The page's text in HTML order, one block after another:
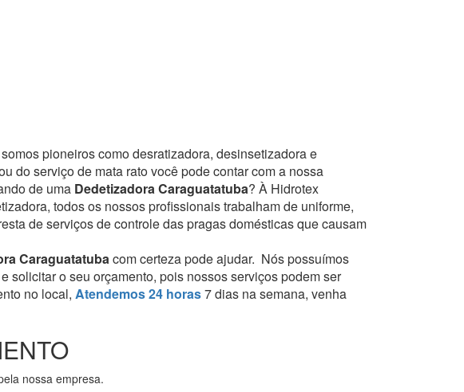
somos pioneiros como desratizadora, desinsetizadora e
do serviço de mata rato você pode contar com a nossa
de uma Dedetizadora Caraguatatuba? À Hidrotex
todos os nossos profissionais trabalham de uniforme,
de serviços de controle das pragas domésticas que causam
Caraguatatubacom certeza pode ajudar. Nós possuímos
solicitar o seu orçamento, pois nossos serviços podem ser
no local, Atendemos 24 horas7 dias na semana, venha
nossa empresa.